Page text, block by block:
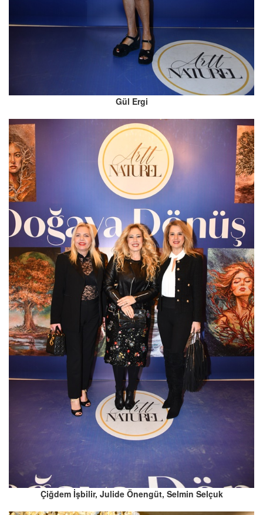
Gül Ergi
Çiğdem İşbilir, Julide Önengüt, Selmin Selçuk